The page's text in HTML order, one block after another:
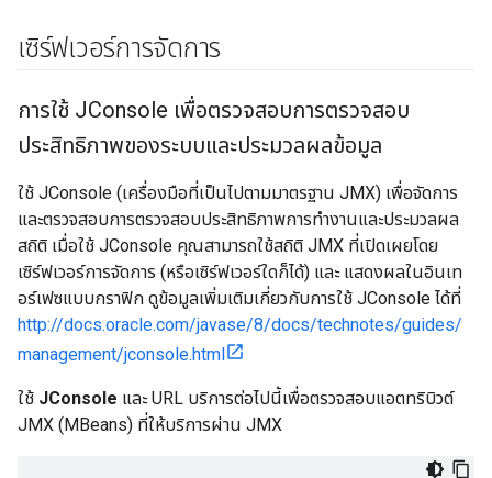
เซิร์ฟเวอร์การจัดการ
การใช้ JConsole เพื่อตรวจสอบการตรวจสอบ
ประสิทธิภาพของระบบและประมวลผลข้อมูล
ใช้ JConsole (เครื่องมือที่เป็นไปตามมาตรฐาน JMX) เพื่อจัดการ
และตรวจสอบการตรวจสอบประสิทธิภาพการทำงานและประมวลผล
สถิติ เมื่อใช้ JConsole คุณสามารถใช้สถิติ JMX ที่เปิดเผยโดย
เซิร์ฟเวอร์การจัดการ (หรือเซิร์ฟเวอร์ใดก็ได้) และ แสดงผลในอินเท
อร์เฟซแบบกราฟิก ดูข้อมูลเพิ่มเติมเกี่ยวกับการใช้ JConsole ได้ที่
http://docs.oracle.com/javase/8/docs/technotes/guides/
management/jconsole.html
ใช้ JConsole และ URL บริการต่อไปนี้เพื่อตรวจสอบแอตทริบิวต์
JMX (MBeans) ที่ให้บริการผ่าน JMX